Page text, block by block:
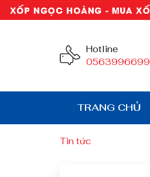
Hotline
0563996699
TRANG CHỦ
Tin tức